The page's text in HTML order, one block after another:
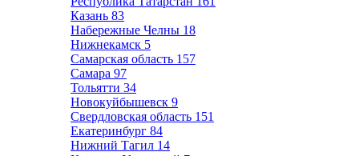
Казань 83
Набережные Челны 18
Нижнекамск 5
Самарская область 157
Самара 97
Тольятти 34
Новокуйбышевск 9
Свердловская область 151
Екатеринбург 84
Нижний Тагил 14